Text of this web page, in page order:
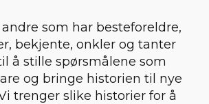
som har besteforeldre,
bekjente, onkler og tanter
å stille spørsmålene som
og bringe historien til nye
trenger slike historier for å